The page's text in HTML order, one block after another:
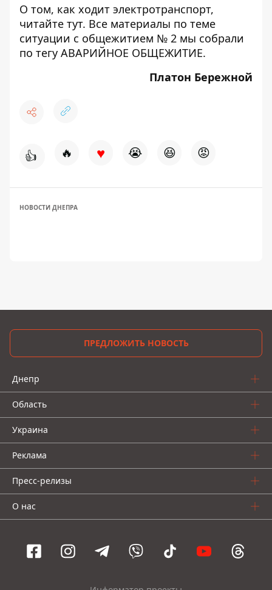
О том, как ходит электротранспорт,
читайте тут. Все материалы по теме
ситуации с общежитием № 2 мы собрали
по тегу АВАРИЙНОЕ ОБЩЕЖИТИЕ.
Платон Бережной
👍 🔥 ♥ 😭 😆 😡
НОВОСТИ ДНЕПРА
ПРЕДЛОЖИТЬ НОВОСТЬ
Днепр
Область
Украина
Реклама
Пресс-релизы
О нас